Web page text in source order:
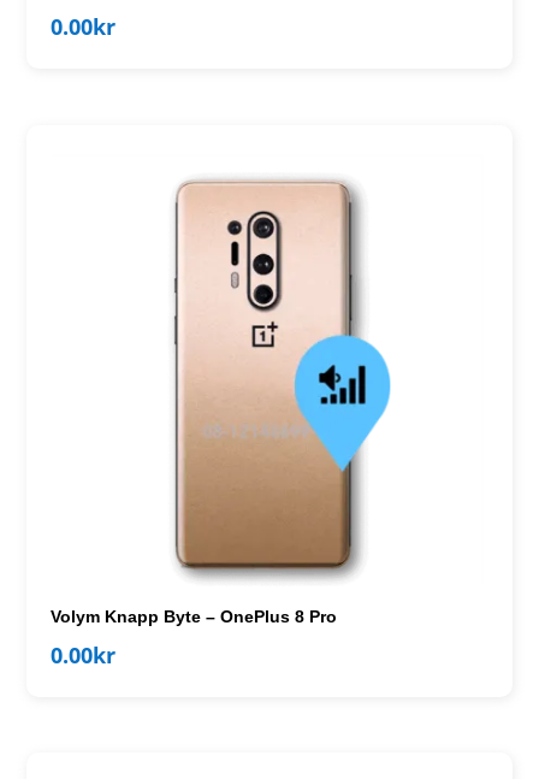
0.00kr
Volym Knapp Byte – OnePlus 8 Pro
0.00kr